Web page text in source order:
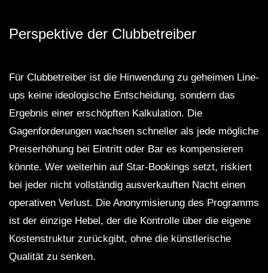
Perspektive der Clubbetreiber
Für Clubbetreiber ist die Hinwendung zu geheimen Line-
ups keine ideologische Entscheidung, sondern das
Ergebnis einer erschöpften Kalkulation. Die
Gagenforderungen wachsen schneller als jede mögliche
Preiserhöhung bei Eintritt oder Bar es kompensieren
könnte. Wer weiterhin auf Star-Bookings setzt, riskiert
bei jeder nicht vollständig ausverkauften Nacht einen
operativen Verlust. Die Anonymisierung des Programms
ist der einzige Hebel, der die Kontrolle über die eigene
Kostenstruktur zurückgibt, ohne die künstlerische
Qualität zu senken.